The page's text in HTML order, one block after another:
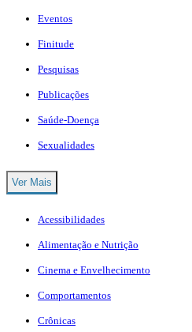
Eventos
Finitude
Pesquisas
Publicações
Saúde-Doença
Sexualidades
Ver Mais
Acessibilidades
Alimentação e Nutrição
Cinema e Envelhecimento
Comportamentos
Crônicas